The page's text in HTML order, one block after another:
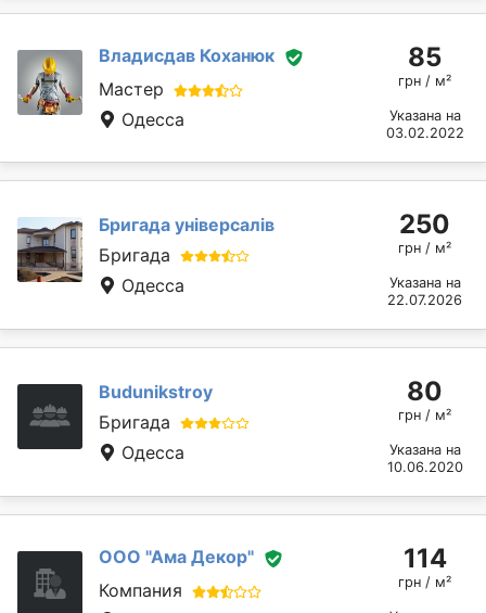
Владисдав Коханюк
Мастер
Одесса
85
грн / м²
Указана на
03.02.2022
Бригада універсалів
Бригада
Одесса
250
грн / м²
Указана на
22.07.2026
Budunikstroy
Бригада
Одесса
80
грн / м²
Указана на
10.06.2020
ООО "Ама Декор"
Компания
114
грн / м²